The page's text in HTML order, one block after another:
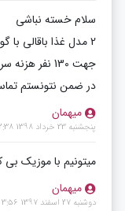
سلام خسته نباشی
2 مدل غذا باقالی
جهت 130 نفر هزنه سرانه چقدر میشه ممنون
در ضمن نتونستم
میهمان
پنجشنبه 23 خرداد 1398 2:38 AM
میتونیم با موزیک
میهمان
دوشنبه 27 اسفند 1397 3:56 PM